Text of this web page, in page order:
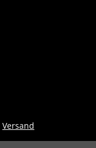
Versand